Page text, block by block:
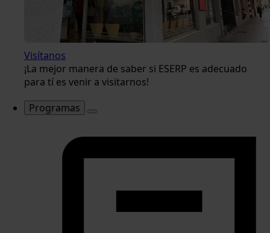
Visítanos
¡La mejor manera de saber si ESERP es adecuado
para tí es venir a visitarnos!
Programas